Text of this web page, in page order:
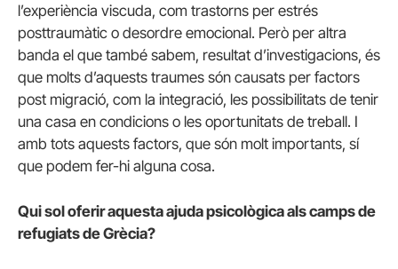
l’experiència viscuda, com trastorns per estrés
posttraumàtic o desordre emocional. Però per altra
banda el que també sabem, resultat d’investigacions, és
que molts d’aquests traumes són causats per factors
post migració, com la integració, les possibilitats de tenir
una casa en condicions o les oportunitats de treball. I
amb tots aquests factors, que són molt importants, sí
que podem fer-hi alguna cosa.
Qui sol oferir aquesta ajuda psicològica als camps de
refugiats de Grècia?